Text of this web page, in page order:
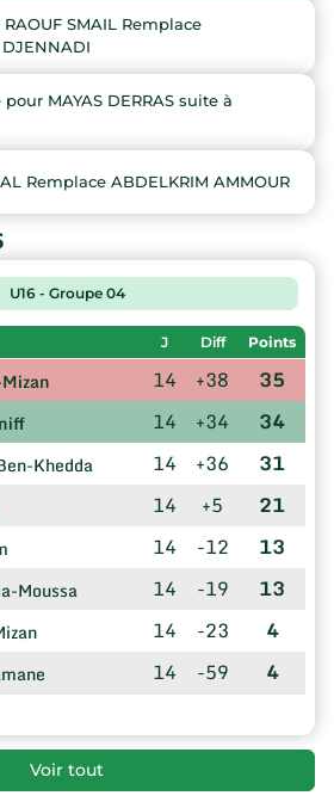
SMAIL Remplace
MAYAS DERRAS suite à
Remplace ABDELKRIM AMMOUR
U16 - Groupe 04
J Diff Points
14 +38 35
14 +34 34
Khedda 14 +36 31
14 +5 21
14 -12 13
Moussa 14 -19 13
14 -23 4
14 -59 4
Voir tout